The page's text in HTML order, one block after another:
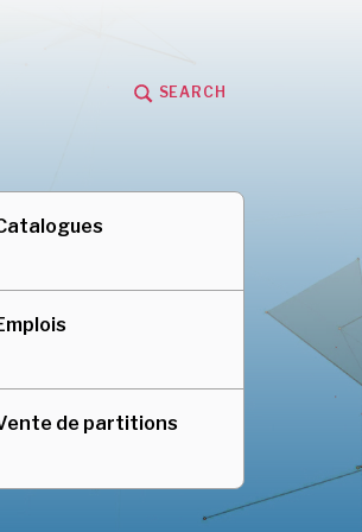
Québec
SEARCH
de partitions